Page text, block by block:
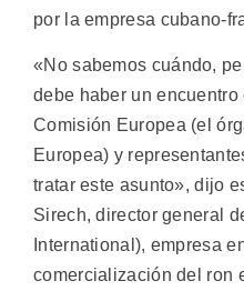
por la empresa cubano-
«No sabemos cuándo,
debe haber un
Comisión Europea (el
Europea) y
tratar este asunto», dijo
Sirech, director general
International), empresa
comercialización del ron